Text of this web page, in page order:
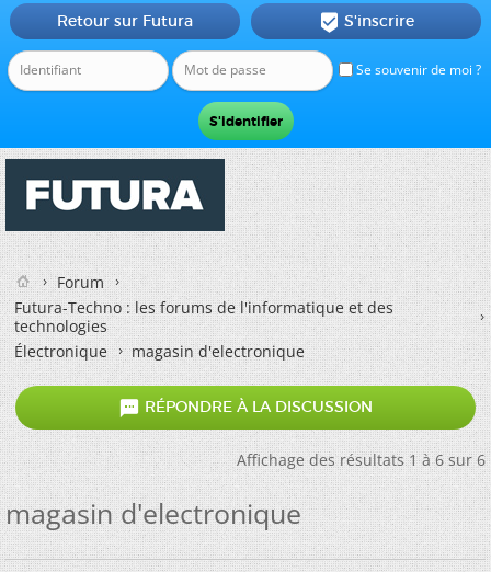
Se souvenir de moi ?
Retour sur Futura  S'inscrire
Forum
Futura-Techno : les forums de l'informatique et des
technologies
Électronique
magasin d'electronique
 RÉPONDRE À LA DISCUSSION
Affichage des résultats 1 à 6 sur 6
magasin d'electronique